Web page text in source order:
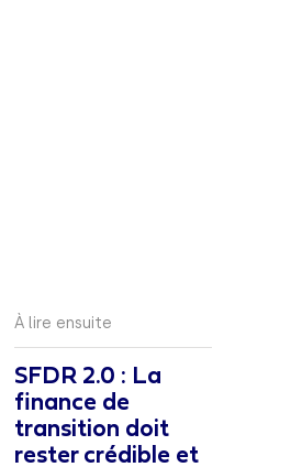
À lire ensuite
SFDR 2.0 : La
finance de
transition doit
rester crédible et